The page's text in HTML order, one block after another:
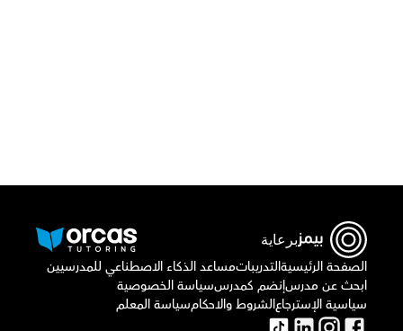
برعاية
الصفحة الرئيسيةالتدريباتمساعد الذكاء الاصطناعي للمدرسيين
ابحث عن مدرسإنضم كمدرسسياسة الخصوصية
سياسية الإسترجاعالشروط والاحكامسياسة المعلم